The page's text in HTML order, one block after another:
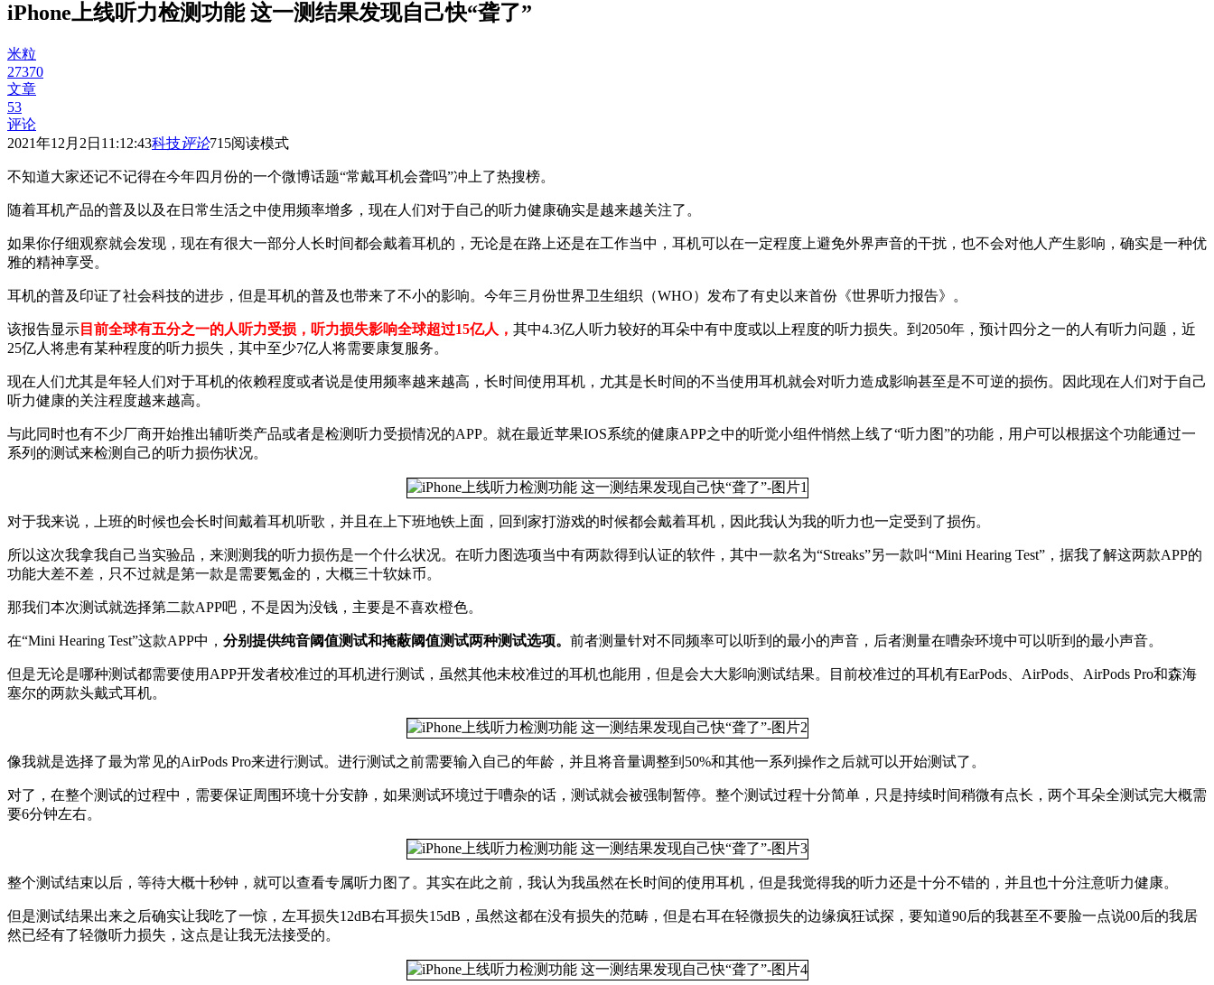
iPhone上线听力检测功能 这一测结果发现自己快“聋了”
米粒
27370
文章
53
评论
2021年12月2日11:12:43科技评论715阅读模式
不知道大家还记不记得在今年四月份的一个微博话题“常戴耳机会聋吗”冲上了热搜榜。
随着耳机产品的普及以及在日常生活之中使用频率增多，现在人们对于自己的听力健康确实是越来越关注了。
如果你仔细观察就会发现，现在有很大一部分人长时间都会戴着耳机的，无论是在路上还是在工作当中，耳机可以在一定程度上避免外界声音的干扰，也不会对他人产生影响，确实是一种优
雅的精神享受。
耳机的普及印证了社会科技的进步，但是耳机的普及也带来了不小的影响。今年三月份世界卫生组织（WHO）发布了有史以来首份《世界听力报告》。
该报告显示 目前全球有五分之一的人听力受损，听力损失影响全球超过15亿人， 其中4.3亿人听力较好的耳朵中有中度或以上程度的听力损失。到2050年，预计四分之一的人有听力问题，近
25亿人将患有某种程度的听力损失，其中至少7亿人将需要康复服务。
现在人们尤其是年轻人们对于耳机的依赖程度或者说是使用频率越来越高，长时间使用耳机，尤其是长时间的不当使用耳机就会对听力造成影响甚至是不可逆的损伤。因此现在人们对于自己
听力健康的关注程度越来越高。
与此同时也有不少厂商开始推出辅听类产品或者是检测听力受损情况的APP。就在最近苹果IOS系统的健康APP之中的听觉小组件悄然上线了“听力图”的功能，用户可以根据这个功能通过一
系列的测试来检测自己的听力损伤状况。
对于我来说，上班的时候也会长时间戴着耳机听歌，并且在上下班地铁上面，回到家打游戏的时候都会戴着耳机，因此我认为我的听力也一定受到了损伤。
所以这次我拿我自己当实验品，来测测我的听力损伤是一个什么状况。在听力图选项当中有两款得到认证的软件，其中一款名为“Streaks”另一款叫“Mini Hearing Test”，据我了解这两款APP的
功能大差不差，只不过就是第一款是需要氪金的，大概三十软妹币。
那我们本次测试就选择第二款APP吧，不是因为没钱，主要是不喜欢橙色。
在“Mini Hearing Test”这款APP中， 分别提供纯音阈值测试和掩蔽阈值测试两种测试选项。 前者测量针对不同频率可以听到的最小的声音，后者测量在嘈杂环境中可以听到的最小声音。
但是无论是哪种测试都需要使用APP开发者校准过的耳机进行测试，虽然其他未校准过的耳机也能用，但是会大大影响测试结果。目前校准过的耳机有EarPods、AirPods、AirPods Pro和森海
塞尔的两款头戴式耳机。
像我就是选择了最为常见的AirPods Pro来进行测试。进行测试之前需要输入自己的年龄，并且将音量调整到50%和其他一系列操作之后就可以开始测试了。
对了，在整个测试的过程中，需要保证周围环境十分安静，如果测试环境过于嘈杂的话，测试就会被强制暂停。整个测试过程十分简单，只是持续时间稍微有点长，两个耳朵全测试完大概需
要6分钟左右。
整个测试结束以后，等待大概十秒钟，就可以查看专属听力图了。其实在此之前，我认为我虽然在长时间的使用耳机，但是我觉得我的听力还是十分不错的，并且也十分注意听力健康。
但是测试结果出来之后确实让我吃了一惊，左耳损失12dB右耳损失15dB，虽然这都在没有损失的范畴，但是右耳在轻微损失的边缘疯狂试探，要知道90后的我甚至不要脸一点说00后的我居
然已经有了轻微听力损失，这点是让我无法接受的。